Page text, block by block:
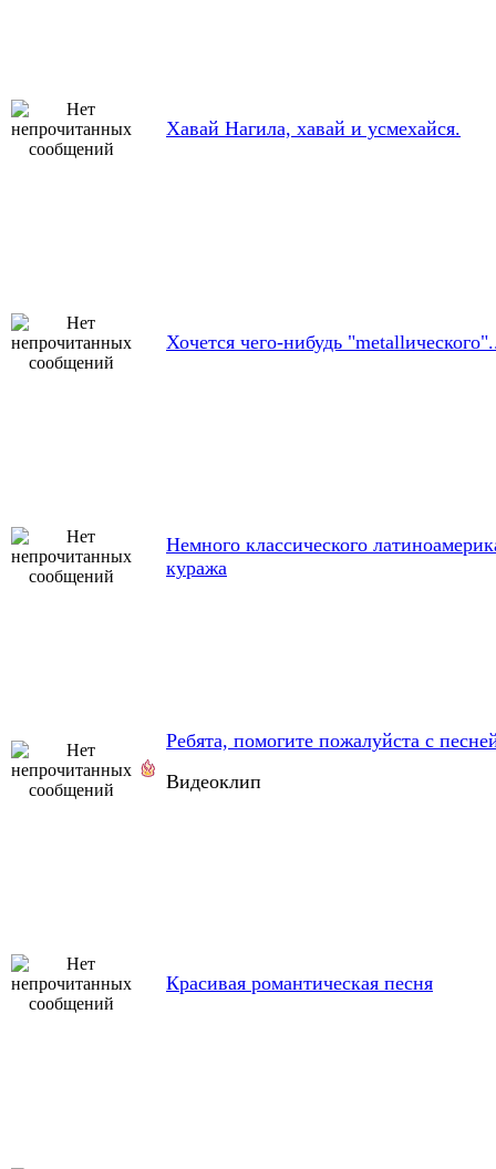
Хавай Нагила, хавай и усмехайся.
Хочется чего-нибудь
Немного классического
куража
Ребята, помогите пожалуйста с
Видеоклип
Красивая романтическая песня